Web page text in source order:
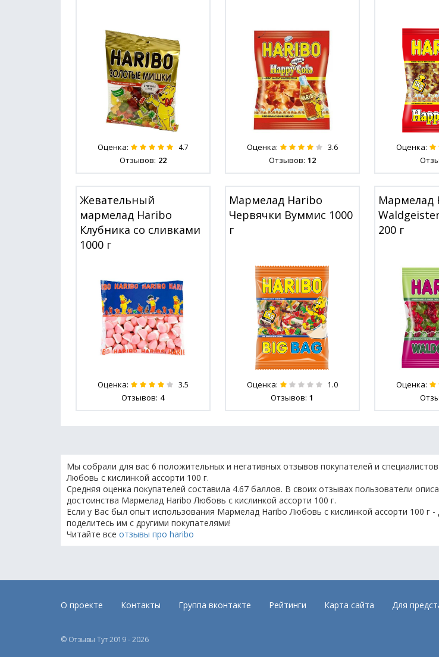
Оценка: 4.7
Отзывов: 22
Оценка: 3.6
Отзывов: 12
Оценка:
Жевательный
мармелад Haribo
Клубника со сливками
1000 г
Оценка: 3.5
Отзывов: 4
Мармелад Haribo
Червячки Вуммис 1000
г
Оценка: 1.0
Отзывов: 1
Мармелад
200 г
Оценка:
Мы собрали для вас 6 положительных и негативных отзывов покупателей и
Любовь с кислинкой ассорти 100 г.
Средняя оценка покупателей составила 4.67 баллов. В своих отзывах пользователи
достоинства Мармелад Haribo Любовь с кислинкой ассорти 100 г.
Если у Вас был опыт использования Мармелад Haribo Любовь с кислинкой ассорти 100 г
поделитесь им с другими покупателями!
Читайте все отзывы про haribo
О проекте Контакты Группа вконтакте Рейтинги Карта сайта Для
© Отзывы Тут 2019 - 2026